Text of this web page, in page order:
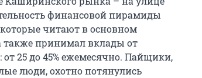
финансовой пирамиды
которые читают в основном
также принимал вклады от
25 до 45% ежемесячно. Пайщики,
люди, охотно потянулись